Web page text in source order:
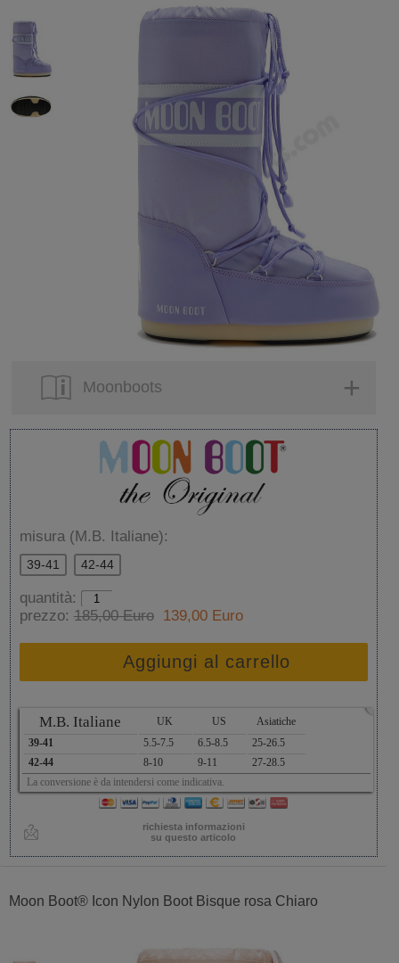
Moonboots
misura (M.B. Italiane):
39-41 42-44
quantità:
prezzo: 185,00 Euro139,00 Euro
Aggiungi al carrello
M.B. Italiane UK US
Asiatiche
39-41
5.5-7.5 6.5-8.5
25-26.5
42-44
8-10 9-11
27-28.5
La conversione è da intendersi come indicativa.
x
richiesta informazioni
su questo articolo
Moon Boot® Icon Nylon Boot Bisque rosa Chiaro